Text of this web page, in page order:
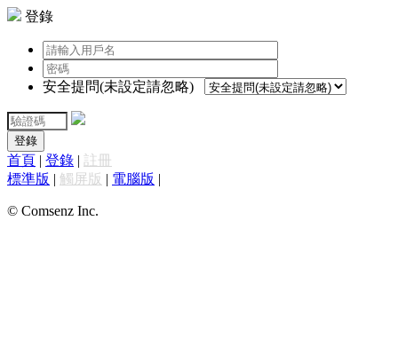
登錄
安全提問(未設定請忽略)
登錄
首頁 | 登錄 | 註冊
標準版 | 觸屏版 | 電腦版 |
© Comsenz Inc.